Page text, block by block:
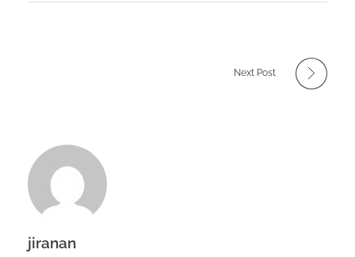
Next Post
jiranan